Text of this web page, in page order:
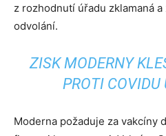
z rozhodnutí úřadu zklamaná
odvolání.
ZISK MODERNY
PROTI
Moderna požaduje za vakcíny